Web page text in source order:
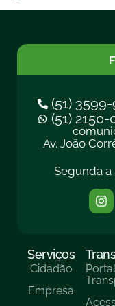
(51)
(51) 2150-
Av. João
Segunda a
Serviços
Cidadão
Empresa